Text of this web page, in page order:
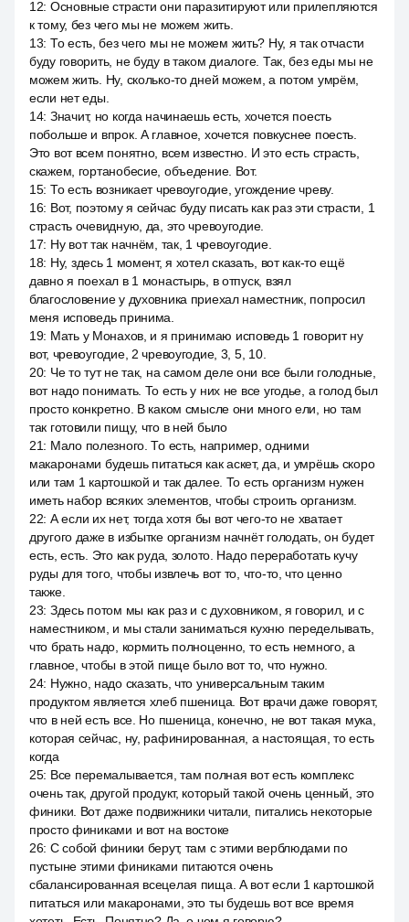
12: Основные страсти они паразитируют или прилепляются
к тому, без чего мы не можем жить.
13: То есть, без чего мы не можем жить? Ну, я так отчасти
буду говорить, не буду в таком диалоге. Так, без еды мы не
можем жить. Ну, сколько-то дней можем, а потом умрём,
если нет еды.
14: Значит, но когда начинаешь есть, хочется поесть
побольше и впрок. А главное, хочется повкуснее поесть.
Это вот всем понятно, всем известно. И это есть страсть,
скажем, гортанобесие, объедение. Вот.
15: То есть возникает чревоугодие, угождение чреву.
16: Вот, поэтому я сейчас буду писать как раз эти страсти, 1
страсть очевидную, да, это чревоугодие.
17: Ну вот так начнём, так, 1 чревоугодие.
18: Ну, здесь 1 момент, я хотел сказать, вот как-то ещё
давно я поехал в 1 монастырь, в отпуск, взял
благословение у духовника приехал наместник, попросил
меня исповедь принима.
19: Мать у Монахов, и я принимаю исповедь 1 говорит ну
вот, чревоугодие, 2 чревоугодие, 3, 5, 10.
20: Че то тут не так, на самом деле они все были голодные,
вот надо понимать. То есть у них не все угодье, а голод был
просто конкретно. В каком смысле они много ели, но там
так готовили пищу, что в ней было
21: Мало полезного. То есть, например, одними
макаронами будешь питаться как аскет, да, и умрёшь скоро
или там 1 картошкой и так далее. То есть организм нужен
иметь набор всяких элементов, чтобы строить организм.
22: А если их нет, тогда хотя бы вот чего-то не хватает
другого даже в избытке организм начнёт голодать, он будет
есть, есть. Это как руда, золото. Надо переработать кучу
руды для того, чтобы извлечь вот то, что-то, что ценно
также.
23: Здесь потом мы как раз и с духовником, я говорил, и с
наместником, и мы стали заниматься кухню переделывать,
что брать надо, кормить полноценно, то есть немного, а
главное, чтобы в этой пище было вот то, что нужно.
24: Нужно, надо сказать, что универсальным таким
продуктом является хлеб пшеница. Вот врачи даже говорят,
что в ней есть все. Но пшеница, конечно, не вот такая мука,
которая сейчас, ну, рафинированная, а настоящая, то есть
когда
25: Все перемалывается, там полная вот есть комплекс
очень так, другой продукт, который такой очень ценный, это
финики. Вот даже подвижники читали, питались некоторые
просто финиками и вот на востоке
26: С собой финики берут, там с этими верблюдами по
пустыне этими финиками питаются очень
сбалансированная всецелая пища. А вот если 1 картошкой
питаться или макаронами, это ты будешь вот все время